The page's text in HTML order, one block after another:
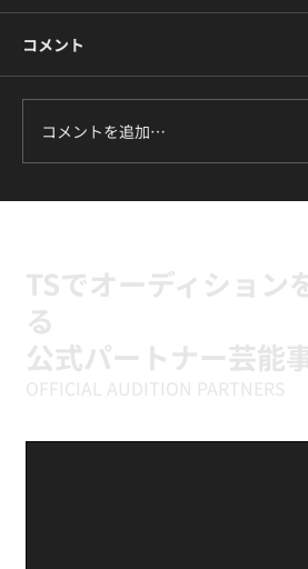
コメント
コメントを追加…
TSでオーディション
る
公式パートナー芸能
OFFICIAL AUDITION PARTNERS